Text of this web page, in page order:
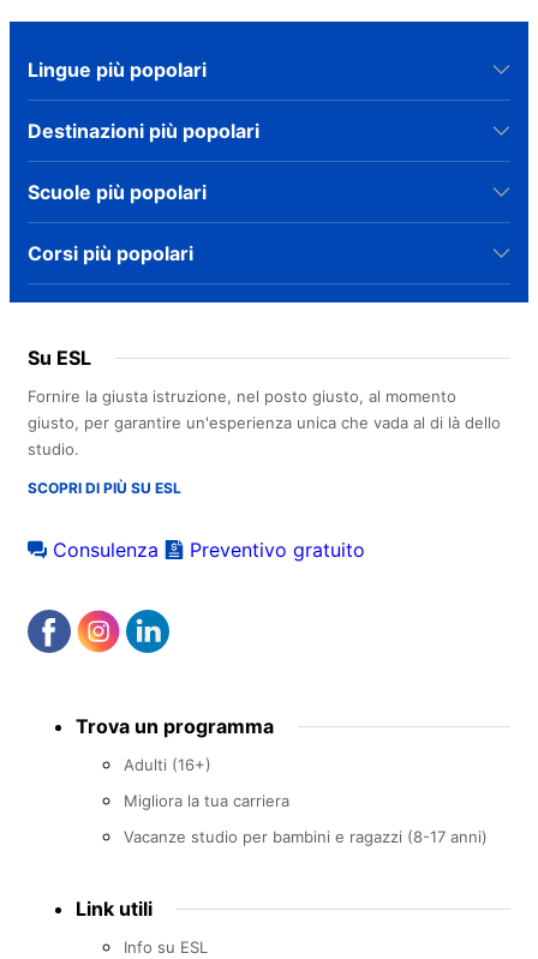
Lingue più popolari
Destinazioni più popolari
Scuole più popolari
Corsi più popolari
Su ESL
Fornire la giusta istruzione, nel posto giusto, al momento
giusto, per garantire un'esperienza unica che vada al di là dello
studio.
SCOPRI DI PIÙ SU ESL
Consulenza Preventivo gratuito
menuTrova un programma
Adulti (16+)
Migliora la tua carriera
Vacanze studio per bambini e ragazzi (8-17 anni)
Link utili
Info su ESL